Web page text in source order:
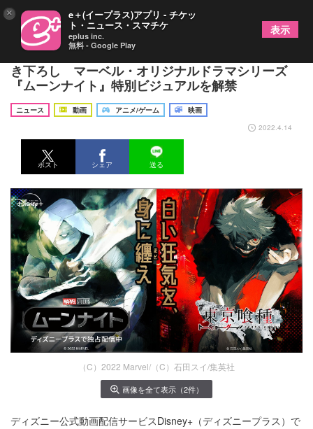
『東京喰種 トーキョーグール』の石田スイ氏が描
き下ろし マーベル・オリジナルドラマシリーズ
『ムーンナイト』特別ビジュアルを解禁
ニュース 動画 アニメ/ゲーム
映画
2022.4.14
ポスト シェア 送る
（C）2022 Marvel/（C）石田スイ/集英社
画像を全て表示（2件）
ディズニー公式動画配信サービスDisney+（ディズニープラス）で
× e＋(イープラス)アプリ - チケッ
ト・ニュース・スマチケ
eplus inc.
無料 - Google Play
表示